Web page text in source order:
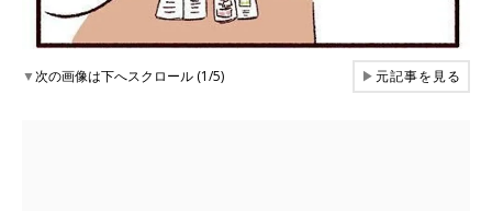
▼次の画像は下へスクロール (1/5) ▶元記事を見る